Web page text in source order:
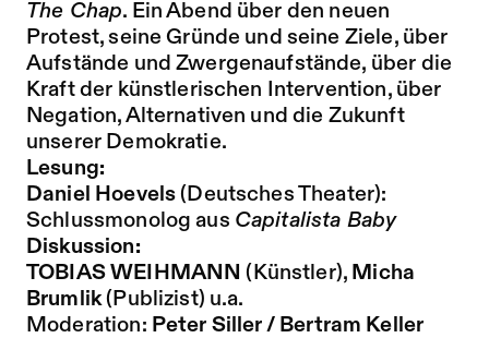
The Chap. Ein Abend über den neuen
Protest, seine Gründe und seine Ziele, über
Aufstände und Zwergenaufstände, über die
Kraft der künstlerischen Intervention, über
Negation, Alternativen und die Zukunft
unserer Demokratie.
Lesung:
Daniel Hoevels (Deutsches Theater):
Schlussmonolog aus Capitalista Baby
Diskussion:
TOBIAS WEIHMANN (Künstler), Micha
Brumlik(Publizist) u.a.
Moderation: Peter Siller / Bertram Keller